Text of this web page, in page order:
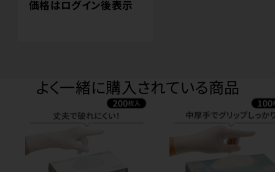
価格はログイン後表示
よく一緒に購入されている商品